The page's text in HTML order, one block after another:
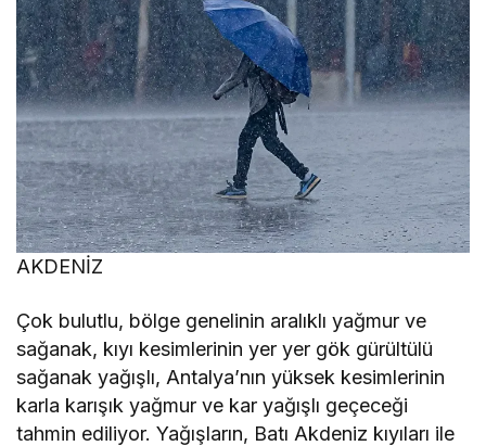
AKDENİZ
Çok bulutlu, bölge genelinin aralıklı yağmur ve
sağanak, kıyı kesimlerinin yer yer gök gürültülü
sağanak yağışlı, Antalya’nın yüksek kesimlerinin
karla karışık yağmur ve kar yağışlı geçeceği
tahmin ediliyor. Yağışların, Batı Akdeniz kıyıları ile